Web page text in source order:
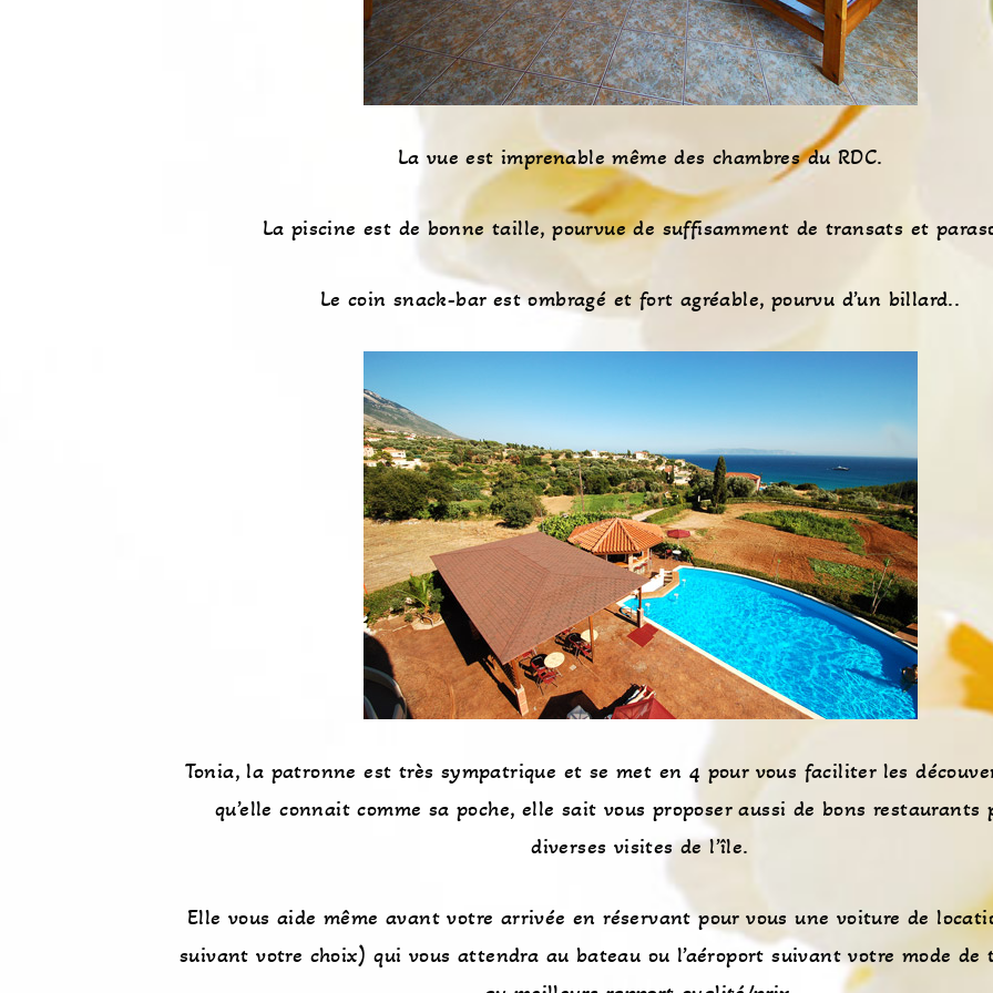
La vue est imprenable même des chambres du RDC.
La piscine est de bonne taille, pourvue de suffisamment de transats et
Le coin snack-bar est ombragé et fort agréable, pourvu d’un billard..
Tonia, la patronne est très sympatrique et se met en 4 pour vous faciliter les
qu’elle connait comme sa poche, elle sait vous proposer aussi de bons restaurants
diverses visites de l’île.
Elle vous aide même avant votre arrivée en réservant pour vous une voiture de
suivant votre choix) qui vous attendra au bateau ou l’aéroport suivant votre mode de